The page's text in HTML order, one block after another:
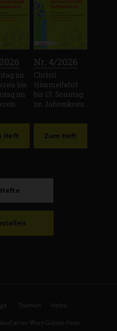
im
bis
im
Heft
Nr. 4/2026
Christi
Himmelfahrt
bis 13. Sonntag
im Jahreskreis
Zum Heft
Themen Hefte
einer Wort-Gottes-Feier